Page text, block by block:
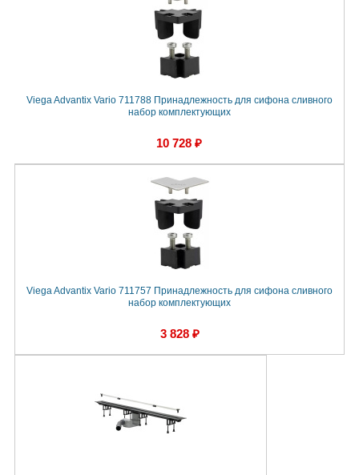
Viega Advantix Vario 711788 Принадлежность для сифона сливного
набор комплектующих
10 728 ₽
Viega Advantix Vario 711757 Принадлежность для сифона сливного
набор комплектующих
3 828 ₽